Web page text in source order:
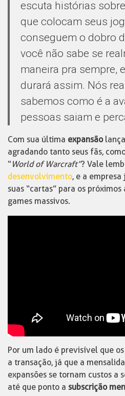
escuta histórias
que colocam seus
conseguem o dobro
você não sabe se
maneira pra sempre,
durará assim. Nós
sabemos como é a
pessoas saiam e
Com sua última expansão
agradando tanto seus fãs,
“World of Warcraft”? Vale
desenvolvimento, e a
suas “cartas” para os
games massivos.
Por um lado é previsível que
a transação, já que a
expansões se tornam custos a
até que ponto a subscrição